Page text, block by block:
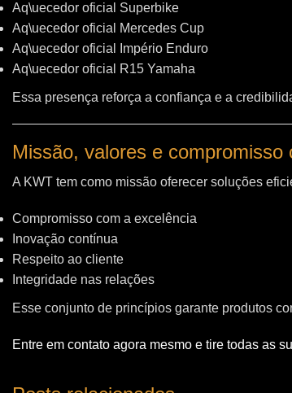
Aq\uecedor oficial Superbike
Aq\uecedor oficial Mercedes Cup
Aq\uecedor oficial Império Enduro
Aq\uecedor oficial R15 Yamaha
Essa presença reforça a confiança e a
Missão, valores e compromisso
A KWT tem como missão oferecer soluções
Compromisso com a excelência
Inovação contínua
Respeito ao cliente
Integridade nas relações
Esse conjunto de princípios garante produtos
Entre em contato agora mesmo e tire todas as